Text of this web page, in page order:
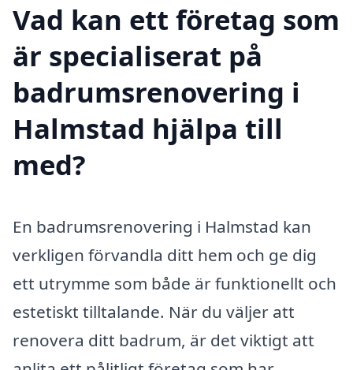
Vad kan ett företag som
är specialiserat på
badrumsrenovering i
Halmstad hjälpa till
med?
En badrumsrenovering i Halmstad kan
verkligen förvandla ditt hem och ge dig
ett utrymme som både är funktionellt och
estetiskt tilltalande. När du väljer att
renovera ditt badrum, är det viktigt att